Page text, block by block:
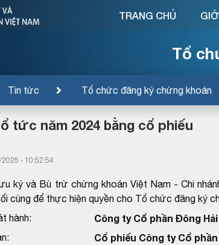
Tổ
Tin tức Tổ chức đăng ký chứng khoán
TRANG CHỦ
tức năm 2024 bằng cổ phiếu
- 10:52:54
ký và Bù trừ chứng khoán Việt Nam - Chi
cùng để thực hiện quyền cho Tổ chức đăng ký
hành:
Công ty Cổ phần Đông
Cổ phiếu Công ty Cổ